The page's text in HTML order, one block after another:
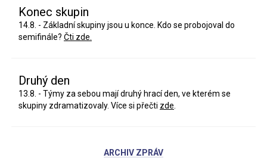
Konec skupin
14.8. - Základní skupiny jsou u konce. Kdo se probojoval do
semifinále? Čti zde.
Druhý den
13.8. - Týmy za sebou mají druhý hrací den, ve kterém se
skupiny zdramatizovaly. Více si přečti zde
ARCHIV ZPRÁV